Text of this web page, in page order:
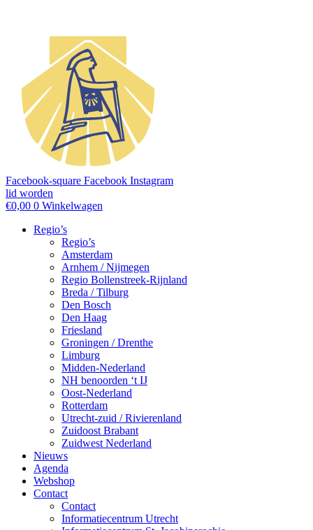
Facebook-square Facebook Instagram
lid worden
€0,00 0 Winkelwagen
Regio’s
Regio’s
Amsterdam
Arnhem / Nijmegen
Regio Bollenstreek-Rijnland
Breda / Tilburg
Den Bosch
Den Haag
Friesland
Groningen / Drenthe
Limburg
Midden-Nederland
NH benoorden ‘t IJ
Oost-Nederland
Rotterdam
Utrecht-zuid / Rivierenland
Zuidoost Brabant
Zuidwest Nederland
Nieuws
Agenda
Webshop
Contact
Contact
Informatiecentrum Utrecht